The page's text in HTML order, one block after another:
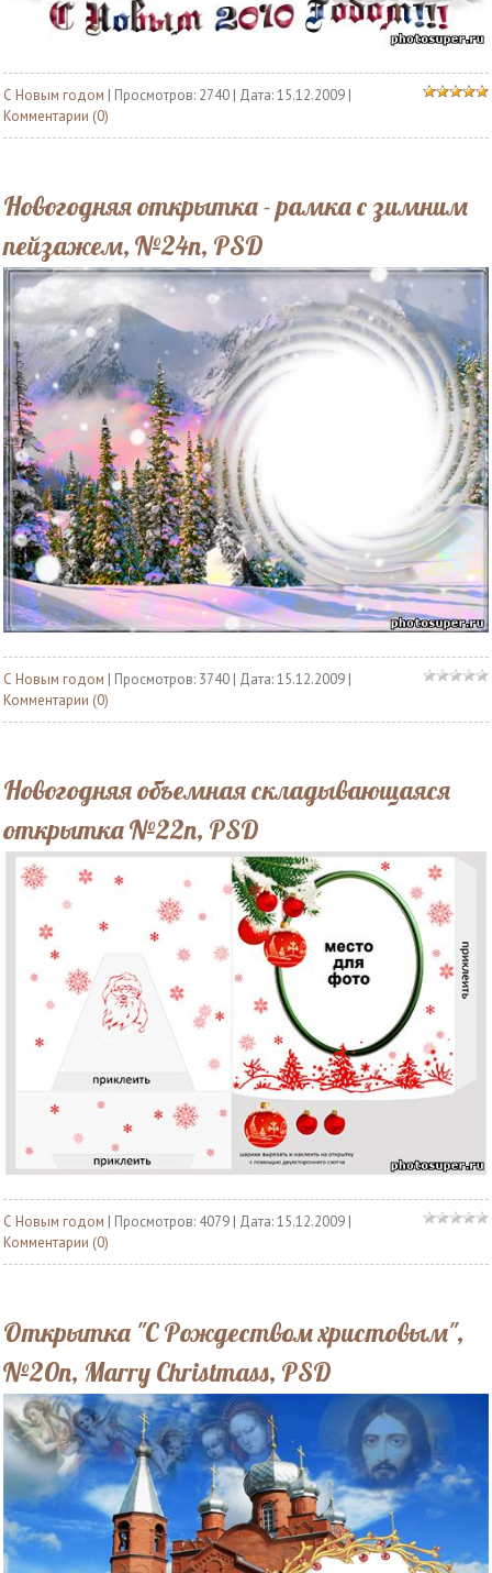
С Новым годом | Просмотров: 2740 | Дата:15.12.2009 |
Комментарии (0)
Новогодняя открытка - рамка с зимним
пейзажем, №24n, PSD
С Новым годом | Просмотров: 3740 | Дата:15.12.2009 |
Комментарии (0)
Новогодняя объемная складывающаяся
открытка №22n, PSD
С Новым годом | Просмотров: 4079 | Дата:15.12.2009 |
Комментарии (0)
Открытка "С Рождеством христовым",
№20n, Marry Christmass, PSD